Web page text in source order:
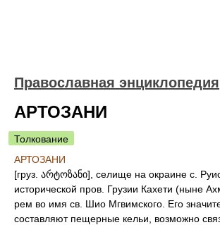
Православная энциклопедия
АРТОЗАНИ
Толкование
АРТОЗАНИ
[груз. არტოზანი], селище на окраине с.
исторической пров. Грузии Кахети (ныне
рем во имя св. Шио Мгвимского. Его
составляют пещерные кельи, возможно